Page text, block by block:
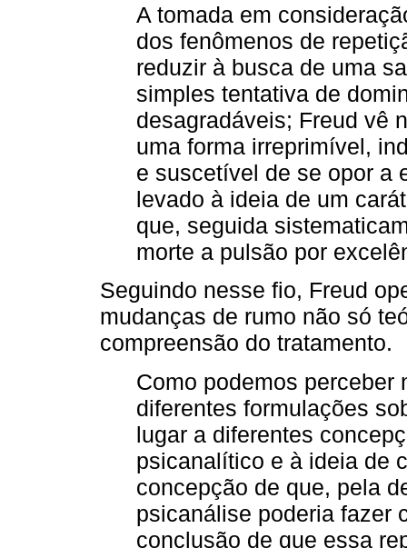
A tomada em
dos fenômenos de
reduzir à busca de uma
simples tentativa de
desagradáveis; Freud vê
uma forma irreprimível,
e suscetível de se opor a
levado à ideia de um
que, seguida
morte a pulsão por
Seguindo nesse fio, Freud
mudanças de rumo não só
compreensão do tratamento.
Como podemos perceber
diferentes formulações
lugar a diferentes
psicanalítico e à ideia de
concepção de que, pela
psicanálise poderia fazer
conclusão de que essa